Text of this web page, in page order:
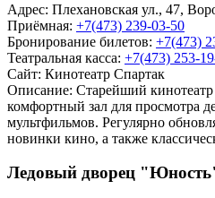
Адрес: Плехановская ул., 47,
Приёмная: +7(473) 239-03-50
Бронирование билетов: +7(473)
Театральная касса: +7(473) 253-
Сайт: Кинотеатр Спартак
Описание: Старейший
комфортный зал для просмотра
мультфильмов. Регулярно
новинки кино, а также
Ледовый дворец